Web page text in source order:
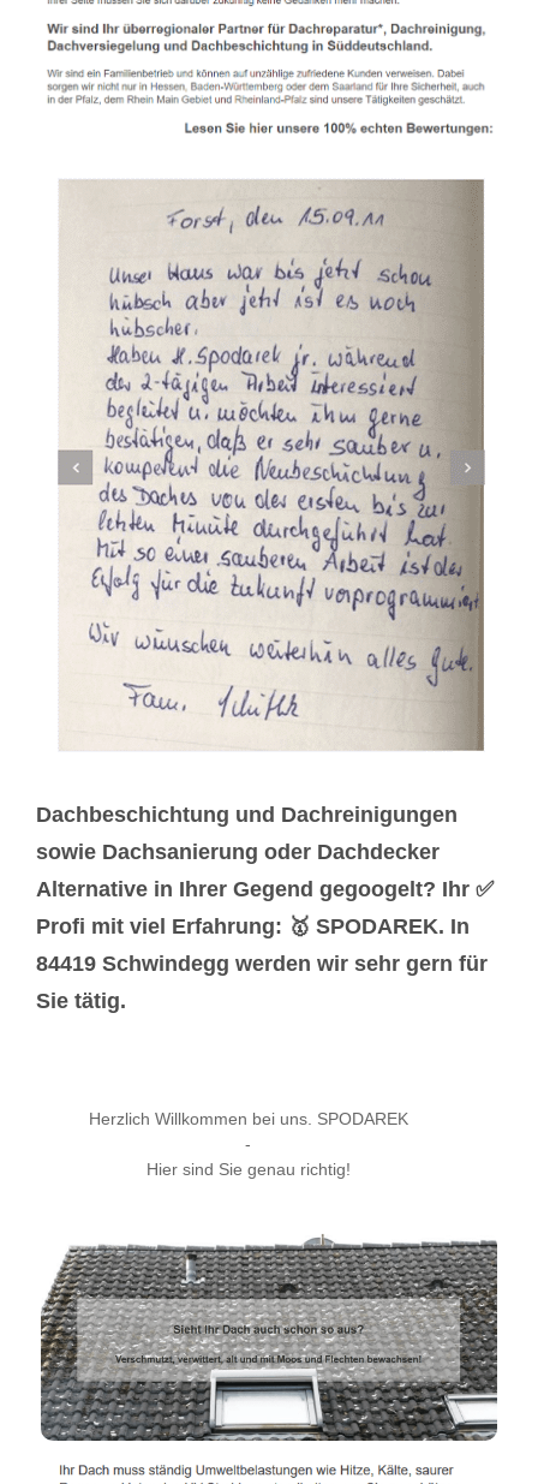
Dachbeschichtung und Dachreinigungen
sowie Dachsanierung oder Dachdecker
Alternative in Ihrer Gegend gegoogelt? Ihr ✅
Profi mit viel Erfahrung: 🥇 SPODAREK. In
84419 Schwindegg werden wir sehr gern für
Sie tätig.
Herzlich Willkommen bei uns. SPODAREK
-
Hier sind Sie genau richtig!